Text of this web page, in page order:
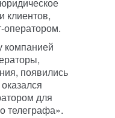
клиентов,
оператором.
компанией
появились
для
телеграфа».